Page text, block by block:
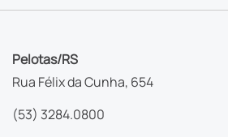
Pelotas/RS
Rua Félix da Cunha, 654
(53) 3284.0800